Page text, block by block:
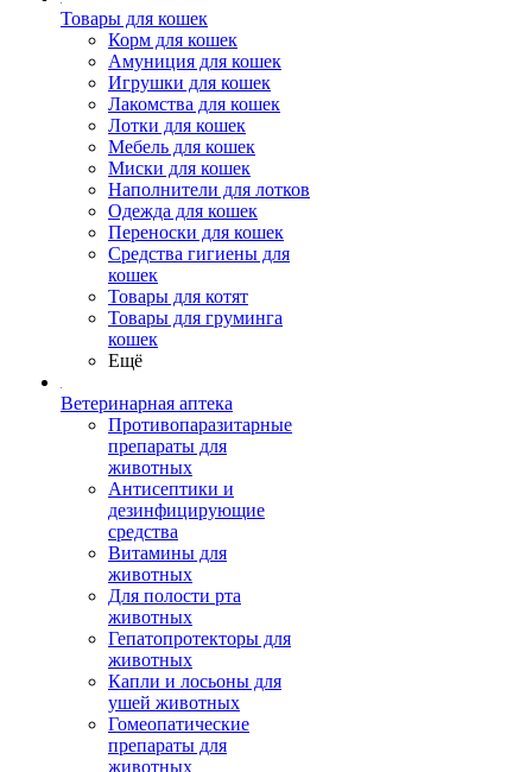
Товары для кошек
Корм для кошек
Амуниция для кошек
Игрушки для кошек
Лакомства для кошек
Лотки для кошек
Мебель для кошек
Миски для кошек
Наполнители для лотков
Одежда для кошек
Переноски для кошек
Средства гигиены для
кошек
Товары для котят
Товары для груминга
кошек
Ещё
Ветеринарная аптека
Противопаразитарные
препараты для
животных
Антисептики и
дезинфицирующие
средства
Витамины для
животных
Для полости рта
животных
Гепатопротекторы для
животных
Капли и лосьоны для
ушей животных
Гомеопатические
препараты для
животных